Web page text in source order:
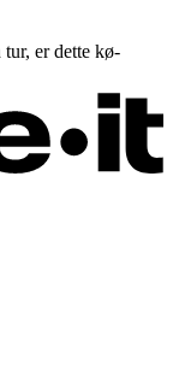
er dette kø-